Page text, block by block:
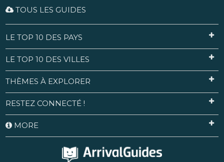
TOUS LES GUIDES
LE TOP 10 DES PAYS
LE TOP 10 DES VILLES
THÈMES À EXPLORER
RESTEZ CONNECTÉ !
MORE